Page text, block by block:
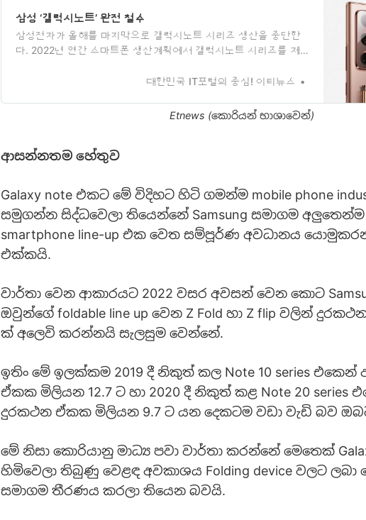
삼성 ‘갤럭시노트’ 완전 철수
삼성전자가 올해를 마지막으로 갤럭시노트 시리즈 생산을 중단한
다. 2022년 연간 스마트폰 생산계획에서 갤럭시노트 시리즈를 제
대한민국 IT포털의 중심! 이티뉴스
Etnews (කොරියන් භාශාවෙන්)
ආසන්නතම හේතුව
Galaxy note එකට මේ විදිහට හිටි ගමන්ම mobile phone
සමුගන්න සිද්ධවෙලා තියෙන්නේ Samsung සමාගම අලුතෙන්ම
smartphone line-up එක වෙත සම්පූර්ණ අවධානය
එක්කයි.
වාර්තා වෙන ආකාරයට 2022 වසර අවසන් වෙන කොට
ඔවුන්ගේ foldable line up වෙන Z Fold හා Z flip වලින්
ක් අලෙවි කරන්නයි සැලසුම වෙන්නේ.
ඉතිං මේ ඉලක්කම 2019 දී නිකුත් කල Note 10 series
ඒකක මිලියන 12.7 ට හා 2020 දී නිකුත් කළ Note 20 series
දුරකථන ඒකක මිලියන 9.7 ට යන දෙකටම වඩා වැඩි බව
මේ නිසා කොරියානු මාධ්‍ය පවා වාර්තා කරන්නේ මෙතෙක්
හිමිවෙලා තිබුණු වෙළඳ අවකාශය Folding device වලට ලබා
සමාගම තීරණය කරලා තියෙන බවයි.